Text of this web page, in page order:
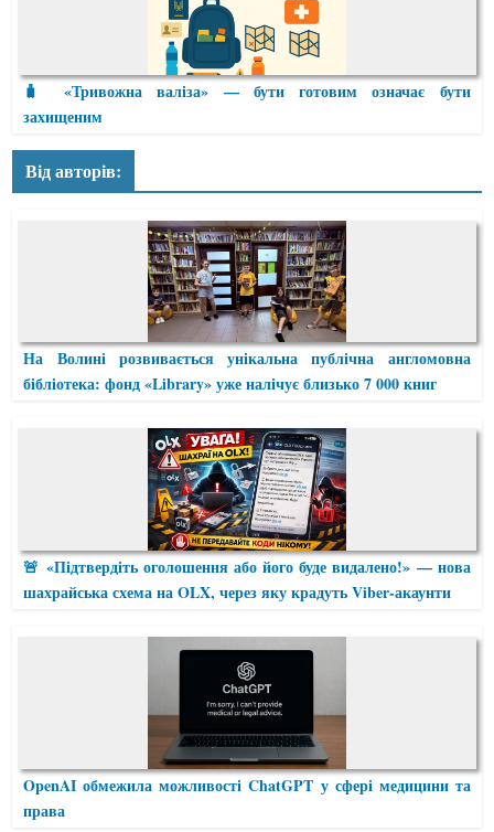
🧳 «Тривожна валіза» — бути готовим означає бути
захищеним
Від авторів:
На Волині розвивається унікальна публічна англомовна
бібліотека: фонд «Library» уже налічує близько 7 000 книг
🚨 «Підтвердіть оголошення або його буде видалено!» — нова
шахрайська схема на OLX, через яку крадуть Viber-акаунти
OpenAI обмежила можливості ChatGPT у сфері медицини та
права